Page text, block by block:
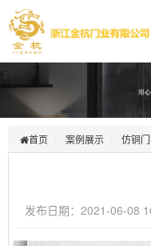
首页 案例展示 仿铜
发布日期：2021-06-08